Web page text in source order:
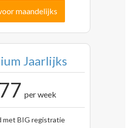
maandelijks
Jaarlijks
per week
met BIG registratie